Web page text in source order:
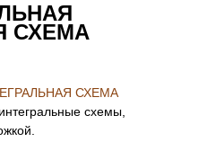
СХЕМА
СХЕМА
схемы,